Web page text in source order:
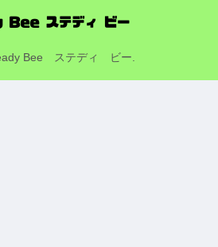
Bee ステディ ビー.